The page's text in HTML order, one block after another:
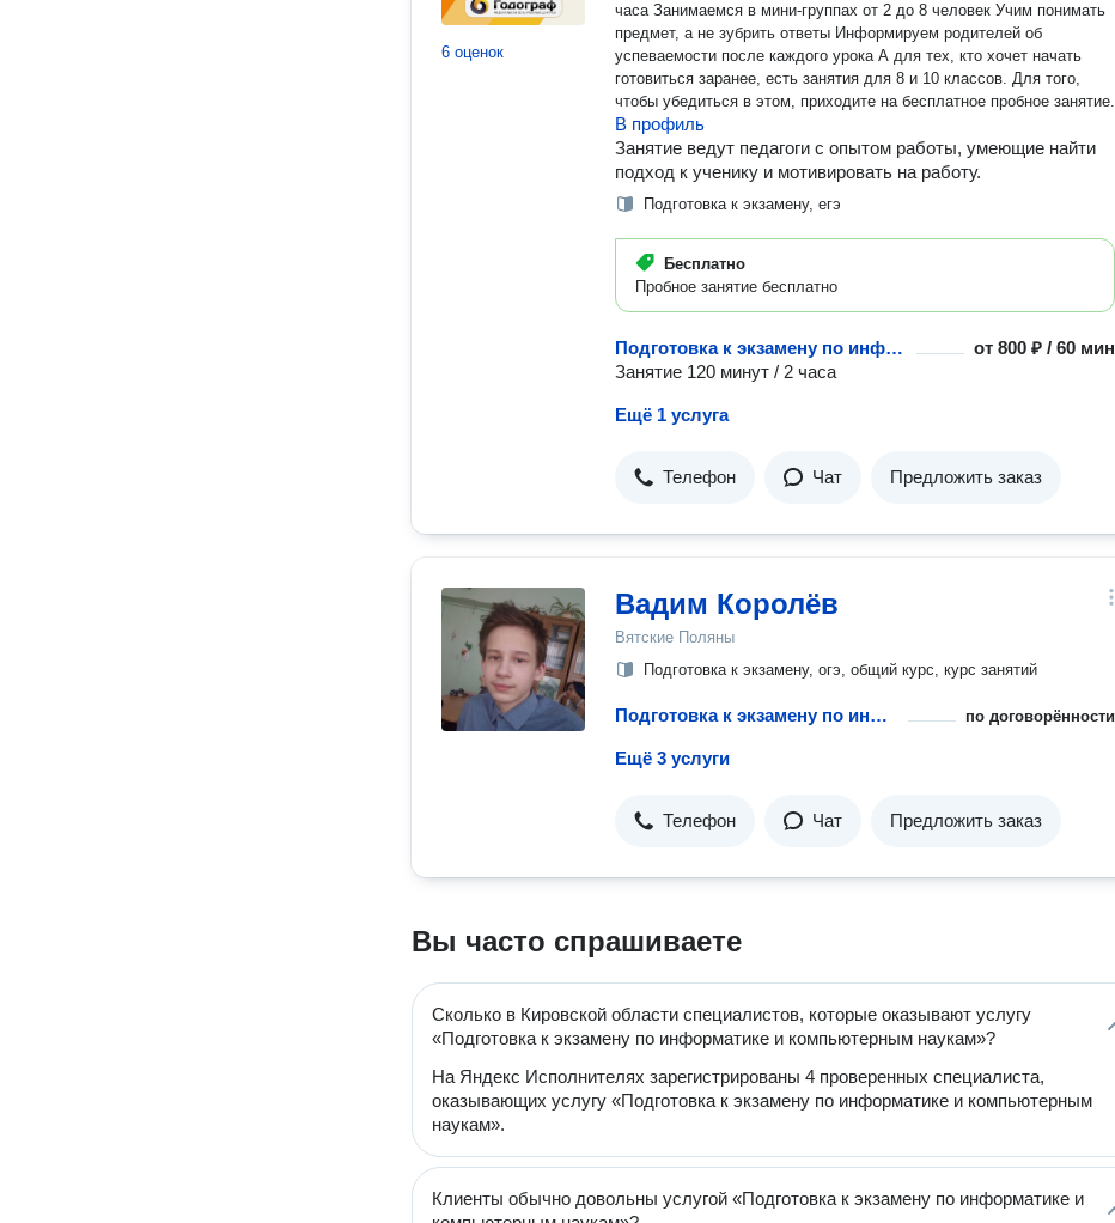
6 оценок
часа Занимаемся в мини-группах от 2 до 8 человек Учим понимать
предмет, а не зубрить ответы Информируем родителей об
успеваемости после каждого урока А для тех, кто хочет начать
готовиться заранее, есть занятия для 8 и 10 классов. Для того,
чтобы убедиться в этом, приходите на бесплатное пробное занятие.
В профиль
Занятие ведут педагоги с опытом работы, умеющие найти
подход к ученику и мотивировать на работу.
Подготовка к экзамену, егэ
Бесплатно
Пробное занятие бесплатно
Подготовка к экзамену по информатике и компьютерным наукам от800 ₽ / 60 мин
Занятие 120 минут / 2 часа
Ещё 1 услуга
Телефон Чат Предложить заказ
Вадим Королёв
Вятские Поляны
Подготовка к экзамену, огэ, общий курс, курс занятий
Подготовка к экзамену по информатике и компьютерным наукам по договорённости
Ещё 3 услуги
Телефон Чат Предложить заказ
Вы часто спрашиваете
Сколько в Кировской области специалистов, которые оказывают услугу
«Подготовка к экзамену по информатике и компьютерным наукам»?
На Яндекс Исполнителях зарегистрированы 4 проверенных специалиста,
оказывающих услугу «Подготовка к экзамену по информатике и компьютерным
наукам».
Клиенты обычно довольны услугой «Подготовка к экзамену по информатике и